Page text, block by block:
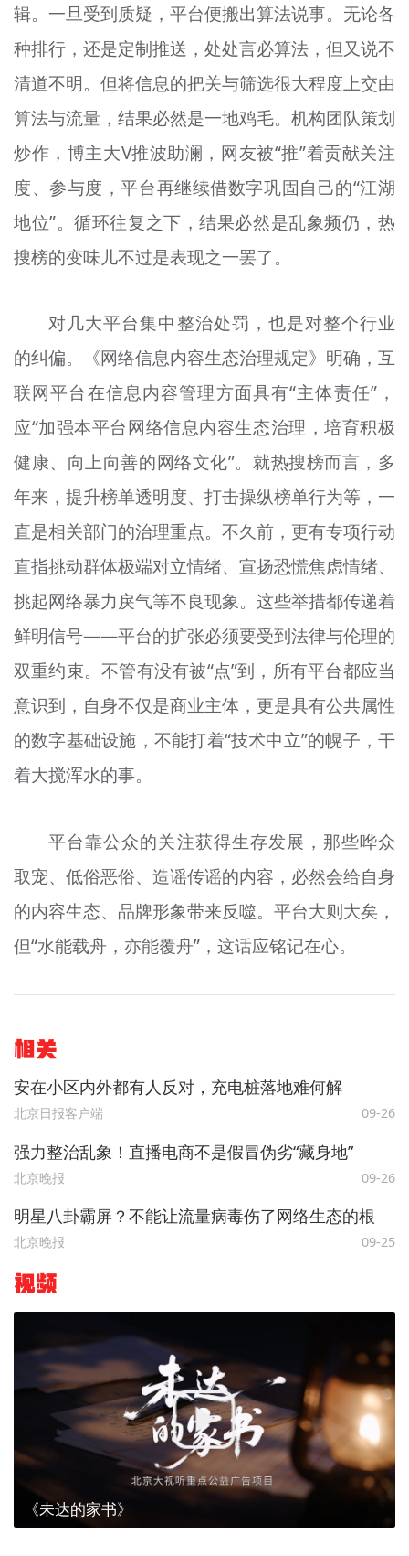
辑。一旦受到质疑，平台便搬出算法说事。无论各
种排行，还是定制推送，处处言必算法，但又说不
清道不明。但将信息的把关与筛选很大程度上交由
算法与流量，结果必然是一地鸡毛。机构团队策划
炒作，博主大V推波助澜，网友被“推”着贡献关注
度、参与度，平台再继续借数字巩固自己的“江湖
地位”。循环往复之下，结果必然是乱象频仍，热
搜榜的变味儿不过是表现之一罢了。
对几大平台集中整治处罚，也是对整个行业
的纠偏。《网络信息内容生态治理规定》明确，互
联网平台在信息内容管理方面具有“主体责任”，
应“加强本平台网络信息内容生态治理，培育积极
健康、向上向善的网络文化”。就热搜榜而言，多
年来，提升榜单透明度、打击操纵榜单行为等，一
直是相关部门的治理重点。不久前，更有专项行动
直指挑动群体极端对立情绪、宣扬恐慌焦虑情绪、
挑起网络暴力戾气等不良现象。这些举措都传递着
鲜明信号——平台的扩张必须要受到法律与伦理的
双重约束。不管有没有被“点”到，所有平台都应当
意识到，自身不仅是商业主体，更是具有公共属性
的数字基础设施，不能打着“技术中立”的幌子，干
着大搅浑水的事。
平台靠公众的关注获得生存发展，那些哗众
取宠、低俗恶俗、造谣传谣的内容，必然会给自身
的内容生态、品牌形象带来反噬。平台大则大矣，
但“水能载舟，亦能覆舟”，这话应铭记在心。
相关
安在小区内外都有人反对，充电桩落地难何解
北京日报客户端 09-26
强力整治乱象！直播电商不是假冒伪劣“藏身地”
北京晚报 09-26
明星八卦霸屏？不能让流量病毒伤了网络生态的根
北京晚报 09-25
视频
《未达的家书》